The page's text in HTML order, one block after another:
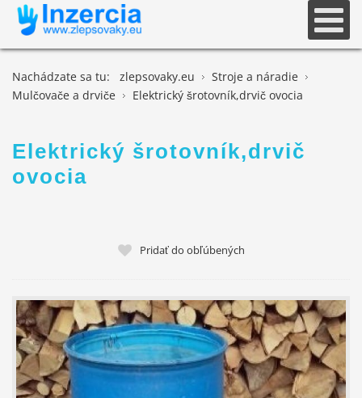
Nachádzate sa tu: zlepsovaky.eu
Stroje a náradie
Mulčovače a drviče
Elektrický šrotovník,drvič ovocia
Elektrický šrotovník,drvič
ovocia
Pridať do obľúbených